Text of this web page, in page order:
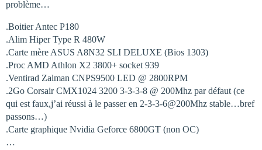
problème…
.Boitier Antec P180
.Alim Hiper Type R 480W
.Carte mère ASUS A8N32 SLI DELUXE (Bios 1303)
.Proc AMD Athlon X2 3800+ socket 939
.Ventirad Zalman CNPS9500 LED @ 2800RPM
.2Go Corsair CMX1024 3200 3-3-3-8 @ 200Mhz par défaut (ce
qui est faux,j’ai réussi à le passer en 2-3-3-6@200Mhz stable…bref
passons…)
.Carte graphique Nvidia Geforce 6800GT (non OC)
…